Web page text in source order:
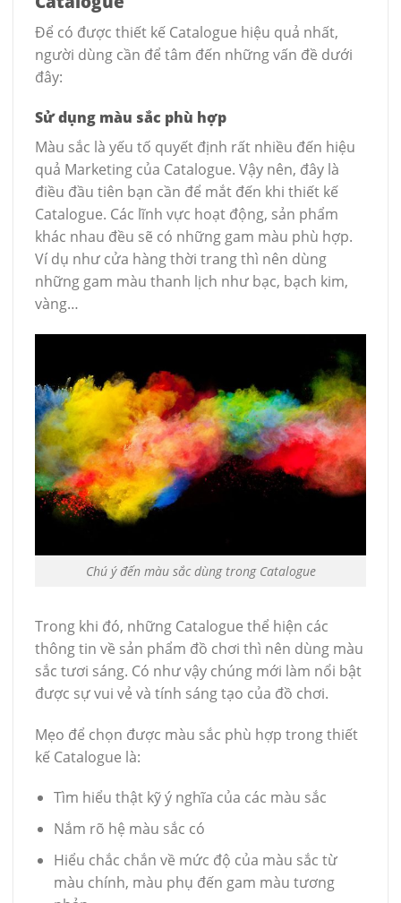
Để có được thiết kế Catalogue hiệu quả nhất,
người dùng cần để tâm đến những vấn đề dưới
đây:
Sử dụng màu sắc phù hợp
Màu sắc là yếu tố quyết định rất nhiều đến hiệu
quả Marketing của Catalogue. Vậy nên, đây là
điều đầu tiên bạn cần để mắt đến khi thiết kế
Catalogue. Các lĩnh vực hoạt động, sản phẩm
khác nhau đều sẽ có những gam màu phù hợp.
Ví dụ như cửa hàng thời trang thì nên dùng
những gam màu thanh lịch như bạc, bạch kim,
vàng…
Chú ý đến màu sắc dùng trong Catalogue
Trong khi đó, những Catalogue thể hiện các
thông tin về sản phẩm đồ chơi thì nên dùng màu
sắc tươi sáng. Có như vậy chúng mới làm nổi bật
được sự vui vẻ và tính sáng tạo của đồ chơi.
Mẹo để chọn được màu sắc phù hợp trong thiết
kế Catalogue là:
Tìm hiểu thật kỹ ý nghĩa của các màu sắc
Nắm rõ hệ màu sắc có
Hiểu chắc chắn về mức độ của màu sắc từ
màu chính, màu phụ đến gam màu tương